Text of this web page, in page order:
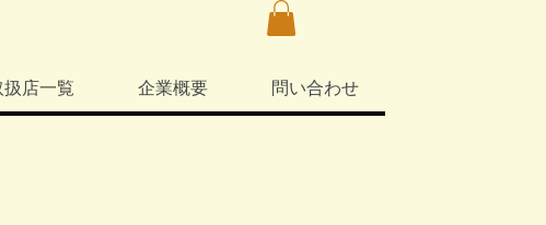
扱店一覧 企業概要 問い合わせ